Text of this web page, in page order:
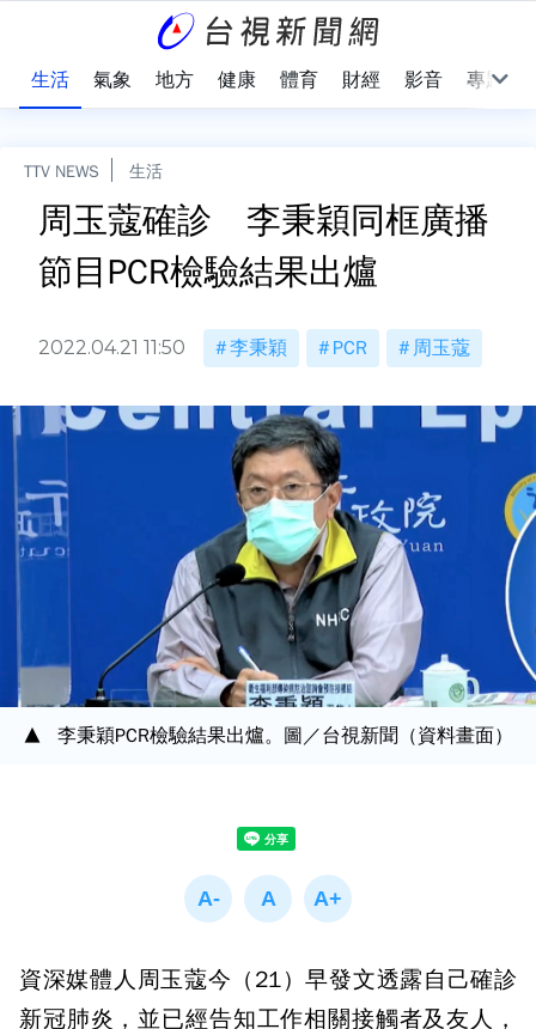
生活 氣象 地方 健康 體育 財經 影音 專題
TTV NEWS 生活
周玉蔻確診 李秉穎同框廣播
節目PCR檢驗結果出爐
2022.04.21 11:50 李秉穎 PCR 周玉蔻
李秉穎PCR檢驗結果出爐。圖／台視新聞（資料畫面）
資深媒體人周玉蔻今（21）早發文透露自己確診
新冠肺炎，並已經告知工作相關接觸者及友人，